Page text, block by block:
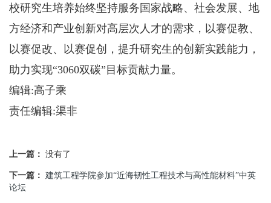
校研究生培养始终坚持服务国家战略、社会发展、地
方经济和产业创新对高层次人才的需求，以赛促教、
以赛促改、以赛促创，提升研究生的创新实践能力，
助力实现“3060双碳”目标贡献力量。
编辑:高子乘
责任编辑:渠非
上一篇： 没有了
下一篇： 建筑工程学院参加“近海韧性工程技术与高性能材料”中英
论坛